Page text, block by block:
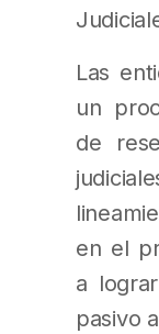
Las
un
de
en el
a
pasivo